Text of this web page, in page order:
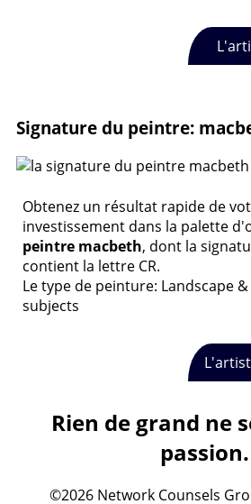
Signature du peintre:
Obtenez un résultat rapide de
investissement dans la palette
peintre macbeth, dont la
contient la lettre CR.
Le type de peinture: Landscape
subjects
Rien de grand ne
passion.
©2026 Network Counsels